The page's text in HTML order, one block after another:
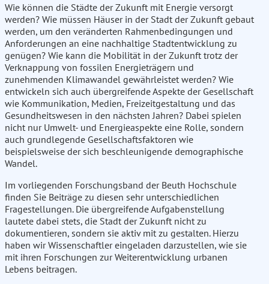
Wie können die Städte der Zukunft mit Energie versorgt
werden? Wie müssen Häuser in der Stadt der Zukunft gebaut
werden, um den veränderten Rahmenbedingungen und
Anforderungen an eine nachhaltige Stadtentwicklung zu
genügen? Wie kann die Mobilität in der Zukunft trotz der
Verknappung von fossilen Energieträgern und
zunehmenden Klimawandel gewährleistet werden? Wie
entwickeln sich auch übergreifende Aspekte der Gesellschaft
wie Kommunikation, Medien, Freizeitgestaltung und das
Gesundheitswesen in den nächsten Jahren? Dabei spielen
nicht nur Umwelt- und Energieaspekte eine Rolle, sondern
auch grundlegende Gesellschaftsfaktoren wie
beispielsweise der sich beschleunigende demographische
Wandel.
Im vorliegenden Forschungsband der Beuth Hochschule
finden Sie Beiträge zu diesen sehr unterschiedlichen
Fragestellungen. Die übergreifende Aufgabenstellung
lautete dabei stets, die Stadt der Zukunft nicht zu
dokumentieren, sondern sie aktiv mit zu gestalten. Hierzu
haben wir Wissenschaftler eingeladen darzustellen, wie sie
mit ihren Forschungen zur Weiterentwicklung urbanen
Lebens beitragen.